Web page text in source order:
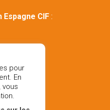
pour
En
vous
Espagne CIF:
web par